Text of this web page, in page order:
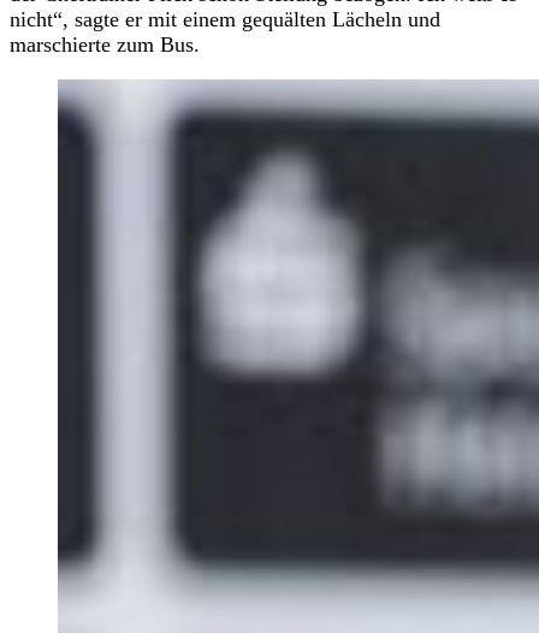
nicht“, sagte er mit einem gequälten Lächeln und
marschierte zum Bus.